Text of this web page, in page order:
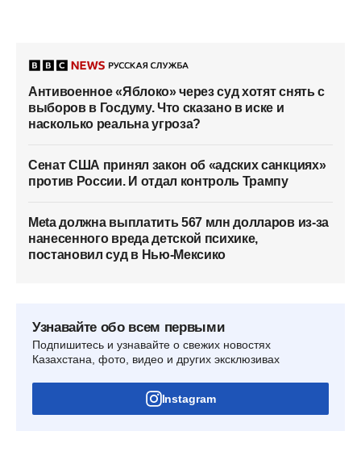
Антивоенное «Яблоко» через суд хотят снять с
выборов в Госдуму. Что сказано в иске и
насколько реальна угроза?
Сенат США принял закон об «адских санкциях»
против России. И отдал контроль Трампу
Meta должна выплатить 567 млн долларов из-за
нанесенного вреда детской психике,
постановил суд в Нью-Мексико
Узнавайте обо всем первыми
Подпишитесь и узнавайте о свежих новостях
Казахстана, фото, видео и других эксклюзивах
Instagram